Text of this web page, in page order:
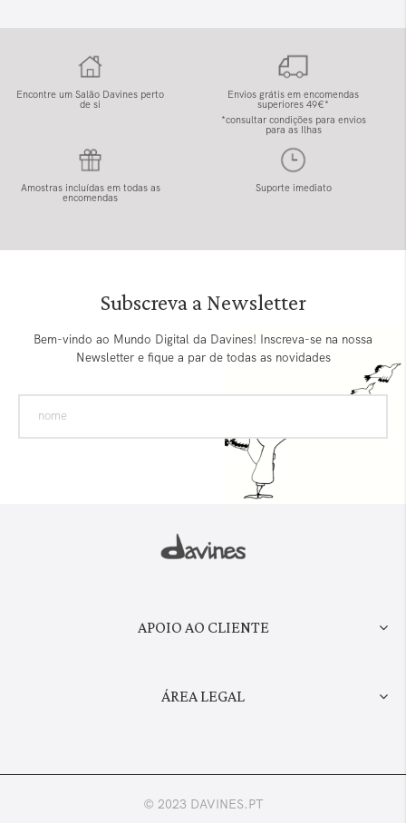
Encontre um Salão Davines perto
de si
Envios grátis em encomendas
superiores 49€*
*consultar condições para envios
para as Ilhas
Amostras incluídas em todas as
encomendas
Suporte imediato
Subscreva a Newsletter
Bem-vindo ao Mundo Digital da Davines! Inscreva-se na nossa
Newsletter e fique a par de todas as novidades
APOIO AO CLIENTE
ÁREA LEGAL
© 2023 DAVINES.PT